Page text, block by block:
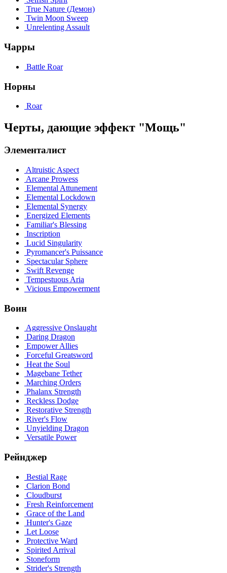
True Nature (Демон)
Twin Moon Sweep
Unrelenting Assault
Чарры
Battle Roar
Норны
Roar
Черты, дающие эффект "Мощь"
Элементалист
Altruistic Aspect
Arcane Prowess
Elemental Attunement
Elemental Lockdown
Elemental Synergy
Energized Elements
Familiar's Blessing
Inscription
Lucid Singularity
Pyromancer's Puissance
Spectacular Sphere
Swift Revenge
Tempestuous Aria
Vicious Empowerment
Воин
Aggressive Onslaught
Daring Dragon
Empower Allies
Forceful Greatsword
Heat the Soul
Magebane Tether
Marching Orders
Phalanx Strength
Reckless Dodge
Restorative Strength
River's Flow
Unyielding Dragon
Versatile Power
Рейнджер
Bestial Rage
Clarion Bond
Cloudburst
Fresh Reinforcement
Grace of the Land
Hunter's Gaze
Let Loose
Protective Ward
Spirited Arrival
Stoneform
Strider's Strength